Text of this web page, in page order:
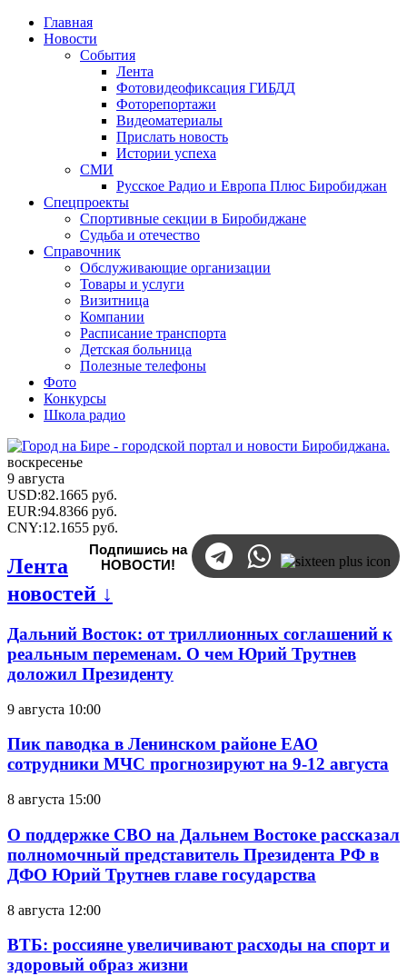
Главная
Новости
События
Лента
Фотовидеофиксация ГИБДД
Фоторепортажи
Видеоматериалы
Прислать новость
Истории успеха
СМИ
Русское Радио и Европа Плюс Биробиджан
Спецпроекты
Спортивные секции в Биробиджане
Судьба и отечество
Справочник
Обслуживающие организации
Товары и услуги
Визитница
Компании
Расписание транспорта
Детская больница
Полезные телефоны
Фото
Конкурсы
Школа радио
воскресенье
9 августа
USD:82.1665 руб.
EUR:94.8366 руб.
CNY:12.1655 руб.
Подпишись на
НОВОСТИ!
Лента
новостей ↓
Дальний Восток: от триллионных соглашений к
реальным переменам. О чем Юрий Трутнев
доложил Президенту
9 августа 10:00
Пик паводка в Ленинском районе ЕАО
сотрудники МЧС прогнозируют на 9-12 августа
8 августа 15:00
О поддержке СВО на Дальнем Востоке рассказал
полномочный представитель Президента РФ в
ДФО Юрий Трутнев главе государства
8 августа 12:00
ВТБ: россияне увеличивают расходы на спорт и
здоровый образ жизни